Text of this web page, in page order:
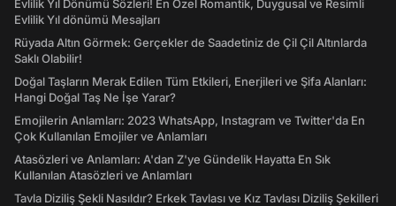
Evlilik Yıl Dönümü Sözleri! En Özel Romantik, Duygusal ve Resimli
Evlilik Yıl dönümü Mesajları
Rüyada Altın Görmek: Gerçekler de Saadetiniz de Çil Çil Altınlarda
Saklı Olabilir!
Doğal Taşların Merak Edilen Tüm Etkileri, Enerjileri ve Şifa Alanları:
Hangi Doğal Taş Ne İşe Yarar?
Emojilerin Anlamları: 2023 WhatsApp, Instagram ve Twitter'da En
Çok Kullanılan Emojiler ve Anlamları
Atasözleri ve Anlamları: A'dan Z'ye Gündelik Hayatta En Sık
Kullanılan Atasözleri ve Anlamları
Tavla Diziliş Şekli Nasıldır? Erkek Tavlası ve Kız Tavlası Diziliş Şekilleri